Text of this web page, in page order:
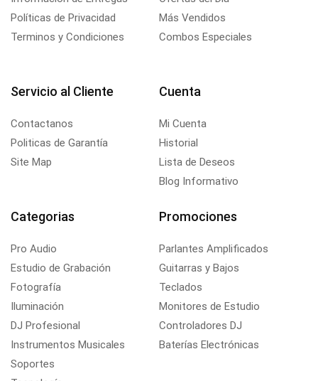
Políticas de Privacidad
Terminos y Condiciones
Más Vendidos
Combos Especiales
Servicio al Cliente
Contactanos
Politicas de Garantía
Site Map
Cuenta
Mi Cuenta
Historial
Lista de Deseos
Blog Informativo
Categorias
Pro Audio
Estudio de Grabación
Fotografía
Iluminación
DJ Profesional
Instrumentos Musicales
Soportes
Promociones
Parlantes Amplificados
Guitarras y Bajos
Teclados
Monitores de Estudio
Controladores DJ
Baterías Electrónicas